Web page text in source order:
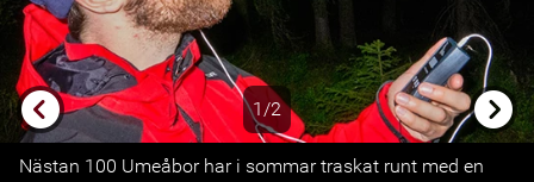
1/2
Previous
Nästan 100 Umeåbor har i sommar traskat runt med en